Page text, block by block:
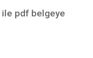
ile pdf belgeye